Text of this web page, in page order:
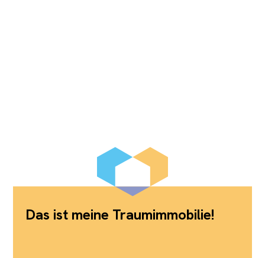
Das ist meine Traumimmobilie!